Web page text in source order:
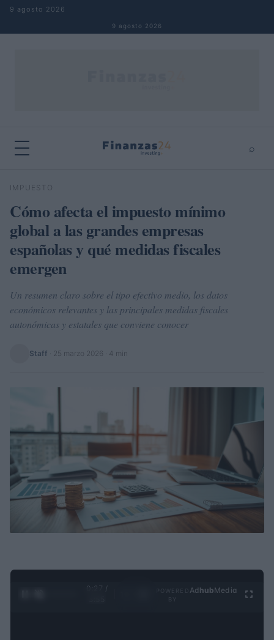
Saltar al contenido
9 agosto 2026
9 agosto 2026
⌕
Buscar
IMPUESTO
Cómo afecta el impuesto mínimo
global a las grandes empresas
españolas y qué medidas fiscales
emergen
Un resumen claro sobre el tipo efectivo medio, los datos
económicos relevantes y las principales medidas fiscales
autonómicas y estatales que conviene conocer
Staff 25 marzo 2026 · 4 min
0:28 /
Ad hubMedia